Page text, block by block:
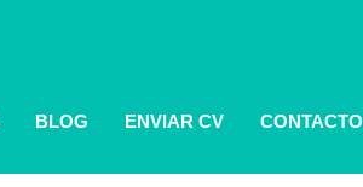
BLOG ENVIAR CV CONTACTO